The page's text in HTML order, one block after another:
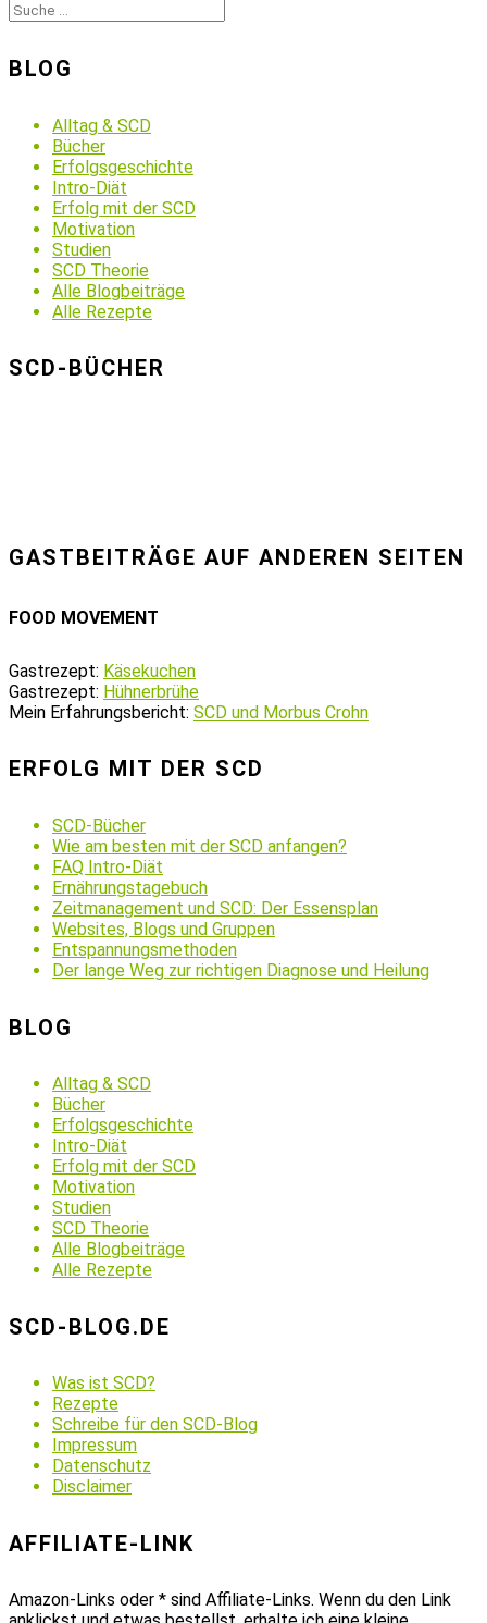
BLOG
Alltag & SCD
Bücher
Erfolgsgeschichte
Intro-Diät
Erfolg mit der SCD
Motivation
Studien
SCD Theorie
Alle Blogbeiträge
Alle Rezepte
SCD-BÜCHER
GASTBEITRÄGE AUF ANDEREN SEITEN
FOOD MOVEMENT
Gastrezept: Käsekuchen
Gastrezept: Hühnerbrühe
Mein Erfahrungsbericht: SCD und Morbus Crohn
ERFOLG MIT DER SCD
SCD-Bücher
Wie am besten mit der SCD anfangen?
FAQ Intro-Diät
Ernährungstagebuch
Zeitmanagement und SCD: Der Essensplan
Websites, Blogs und Gruppen
Entspannungsmethoden
Der lange Weg zur richtigen Diagnose und Heilung
BLOG
Alltag & SCD
Bücher
Erfolgsgeschichte
Intro-Diät
Erfolg mit der SCD
Motivation
Studien
SCD Theorie
Alle Blogbeiträge
Alle Rezepte
SCD-BLOG.DE
Was ist SCD?
Rezepte
Schreibe für den SCD-Blog
Impressum
Datenschutz
Disclaimer
AFFILIATE-LINK
Amazon-Links oder * sind Affiliate-Links. Wenn du den Link